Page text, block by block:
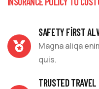
SAFETY FIRST
Magna aliqa
quis.
TRUSTED TRAVEL